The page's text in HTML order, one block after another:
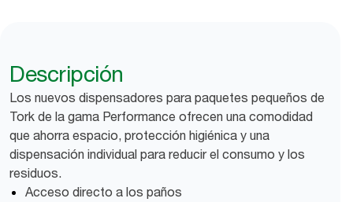
Descripción
Los nuevos dispensadores para paquetes pequeños de
Tork de la gama Performance ofrecen una comodidad
que ahorra espacio, protección higiénica y una
dispensación individual para reducir el consumo y los
residuos.
Acceso directo a los paños